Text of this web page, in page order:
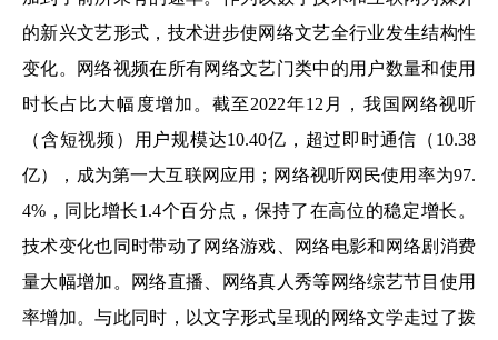
的新兴文艺形式，技术进步使网络文艺全行业发生结构性
变化。网络视频在所有网络文艺门类中的用户数量和使用
时长占比大幅度增加。截至2022年12月，我国网络视听
（含短视频）用户规模达10.40亿，超过即时通信（10.38
亿），成为第一大互联网应用；网络视听网民使用率为97.
4%，同比增长1.4个百分点，保持了在高位的稳定增长。
技术变化也同时带动了网络游戏、网络电影和网络剧消费
量大幅增加。网络直播、网络真人秀等网络综艺节目使用
率增加。与此同时，以文字形式呈现的网络文学走过了拨